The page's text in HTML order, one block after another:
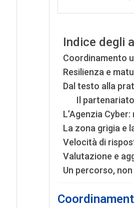
Indice degli
Coordinamento
Resilienza e
Dal testo alla
Il
L’Agenzia
La zona grigia e
Velocità di
Valutazione e
Un percorso,